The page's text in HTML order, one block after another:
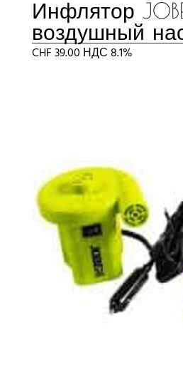
Инфлятор
воздушный
CHF39.00 НДС 8.1%